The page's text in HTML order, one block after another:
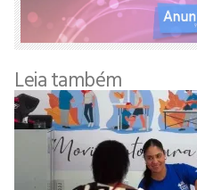
Leia também